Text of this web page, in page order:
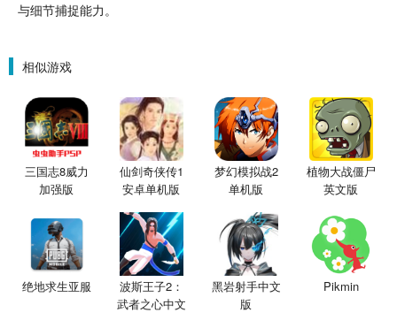
与细节捕捉能力。
相似游戏
三国志8威力
加强版
仙剑奇侠传1
安卓单机版
梦幻模拟战2
单机版
植物大战僵尸
英文版
绝地求生亚服
波斯王子2：
武者之心中文
黑岩射手中文
版
Pikmin